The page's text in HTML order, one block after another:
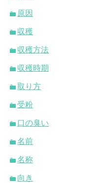
原因
収穫
収穫方法
収穫時期
取り方
受粉
口の臭い
名前
名称
向き